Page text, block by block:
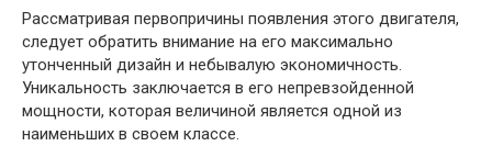
Рассматривая первопричины появления этого двигателя,
следует обратить внимание на его максимально
утонченный дизайн и небывалую экономичность.
Уникальность заключается в его непревзойденной
мощности, которая величиной является одной из
наименьших в своем классе.